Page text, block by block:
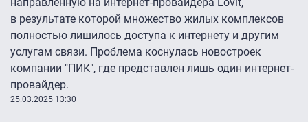
направленную на интернет-провайдера Lovit,
в результате которой множество жилых комплексов
полностью лишилось доступа к интернету и другим
услугам связи. Проблема коснулась новостроек
компании "ПИК", где представлен лишь один интернет-
провайдер.
25.03.2025 13:30